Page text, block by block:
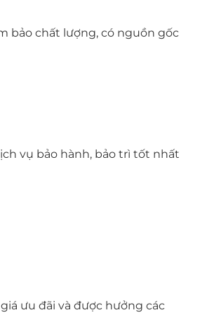
bảo chất lượng, có nguồn gốc
vụ bảo hành, bảo trì tốt nhất
ưu đãi và được hưởng các